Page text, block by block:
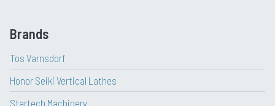
Brands
Tos Varnsdorf
Honor Seiki Vertical Lathes
Startech Machinery